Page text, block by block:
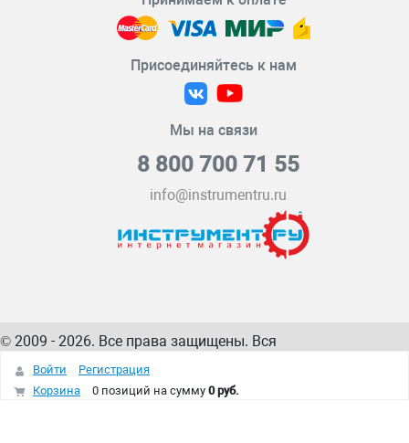
Присоединяйтесь к нам
Мы на связи
8 800 700 71 55
info@instrumentru.ru
© 2009 - 2026. Все права защищены. Вся
информация на сайте – собственность
интернет-магазина
Войти
Регистрация
Корзина
0 позиций на сумму 0 руб.